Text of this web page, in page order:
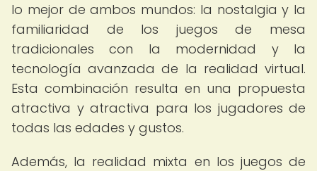
lo mejor de ambos mundos: la nostalgia y la
familiaridad de los juegos de mesa
tradicionales con la modernidad y la
tecnología avanzada de la realidad virtual.
Esta combinación resulta en una propuesta
atractiva y atractiva para los jugadores de
todas las edades y gustos.
Además, la realidad mixta en los juegos de